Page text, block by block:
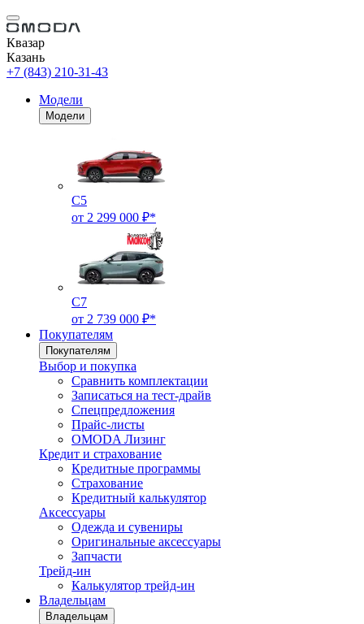
Квазар
Казань
+7 (843) 210-31-43
Модели
Модели
C5
от 2 299 000 ₽*
C7
от 2 739 000 ₽*
Покупателям
Покупателям
Выбор и покупка
Сравнить комплектации
Записаться на тест-драйв
Cпецпредложения
Прайс-листы
OMODA Лизинг
Кредит и страхование
Кредитные программы
Страхование
Кредитный калькулятор
Аксессуары
Одежда и сувениры
Оригинальные аксессуары
Запчасти
Трейд-ин
Калькулятор трейд-ин
Владельцам
Владельцам